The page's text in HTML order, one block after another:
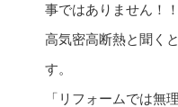
事ではありません！！
高気密高断熱と聞く
す。
「リフォームでは無